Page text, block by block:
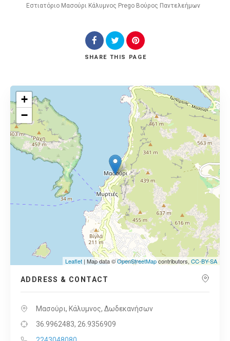
Εστιατόριο Μασούρι Κάλυμνος Prego Βούρος Παντελεήμων
SHARE THIS PAGE
+
−
Leaflet | Map data ©OpenStreetMapcontributors, CC-BY-SA
ADDRESS & CONTACT
Μασούρι, Κάλυμνος, Δωδεκανήσων
36.9962483, 26.9356909